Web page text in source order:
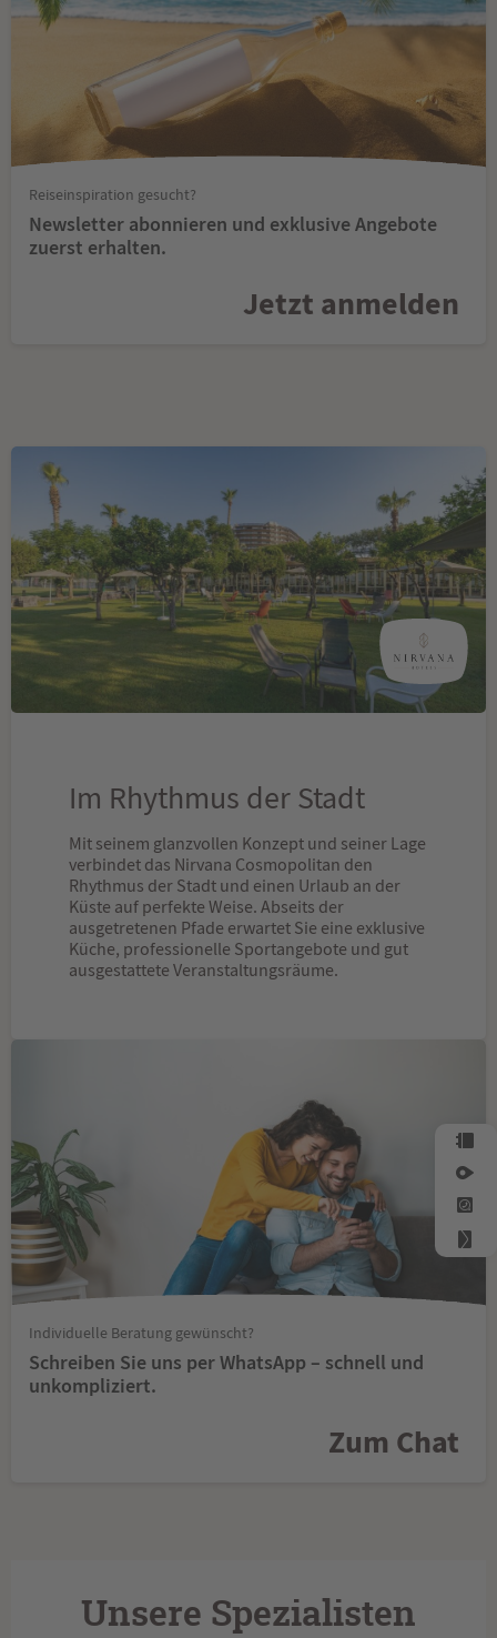
Reiseinspiration gesucht?
Newsletter abonnieren und exklusive Angebote
zuerst erhalten.
Jetzt anmelden
Im Rhythmus der Stadt
Mit seinem glanzvollen Konzept und seiner Lage
verbindet das Nirvana Cosmopolitan den
Rhythmus der Stadt und einen Urlaub an der
Küste auf perfekte Weise. Abseits der
ausgetretenen Pfade erwartet Sie eine exklusive
Küche, professionelle Sportangebote und gut
ausgestattete Veranstaltungsräume.
Individuelle Beratung gewünscht?
Schreiben Sie uns per WhatsApp – schnell und
unkompliziert.
Zum Chat
Unsere Spezialisten